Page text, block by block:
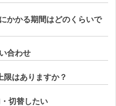
かかる期間はどのくらいで
合わせ
限はありますか？
切替したい